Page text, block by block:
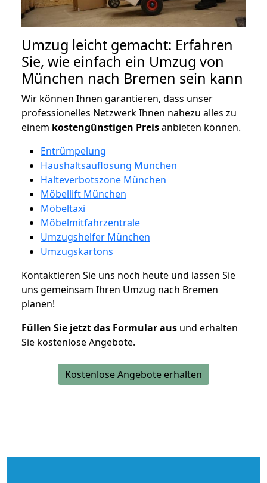
Umzug leicht gemacht: Erfahren
Sie, wie einfach ein Umzug von
München nach Bremen sein kann
Wir können Ihnen garantieren, dass unser
professionelles Netzwerk Ihnen nahezu alles zu
einem kostengünstigen Preisanbieten können.
Entrümpelung
Haushaltsauflösung München
Halteverbotszone München
Möbellift München
Möbeltaxi
Möbelmitfahrzentrale
Umzugshelfer München
Umzugskartons
Kontaktieren Sie uns noch heute und lassen Sie
uns gemeinsam Ihren Umzug nach Bremen
planen!
Füllen Sie jetzt das Formular aus und erhalten
Sie kostenlose Angebote.
Kostenlose Angebote erhalten